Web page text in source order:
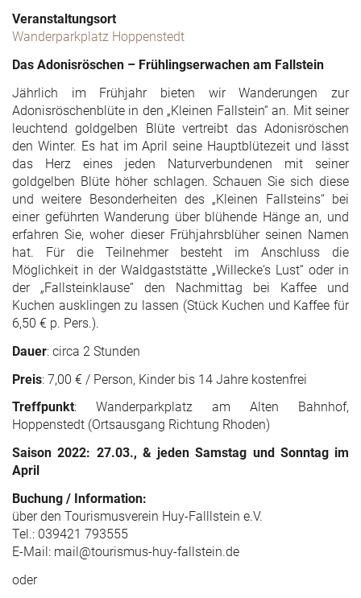
Veranstaltungsort
Wanderparkplatz Hoppenstedt
Das Adonisröschen – Frühlingserwachen am Fallstein
Jährlich im Frühjahr bieten wir Wanderungen zur
Adonisröschenblüte in den „Kleinen Fallstein“ an. Mit seiner
leuchtend goldgelben Blüte vertreibt das Adonisröschen
den Winter. Es hat im April seine Hauptblütezeit und lässt
das Herz eines jeden Naturverbundenen mit seiner
goldgelben Blüte höher schlagen. Schauen Sie sich diese
und weitere Besonderheiten des „Kleinen Fallsteins“ bei
einer geführten Wanderung über blühende Hänge an, und
erfahren Sie, woher dieser Frühjahrsblüher seinen Namen
hat. Für die Teilnehmer besteht im Anschluss die
Möglichkeit in der Waldgaststätte „Willecke‘s Lust“ oder in
der „Fallsteinklause“ den Nachmittag bei Kaffee und
Kuchen ausklingen zu lassen (Stück Kuchen und Kaffee für
6,50 € p. Pers.).
Dauer: circa 2 Stunden
Preis: 7,00 € / Person, Kinder bis 14 Jahre kostenfrei
Treffpunkt: Wanderparkplatz am Alten Bahnhof,
Hoppenstedt (Ortsausgang Richtung Rhoden)
Saison 2022: 27.03., & jeden Samstag und Sonntag im
April
Buchung / Information:
über den Tourismusverein Huy-Falllstein e.V.
Tel.: 039421 793555
E-Mail: mail@tourismus-huy-fallstein.de
oder